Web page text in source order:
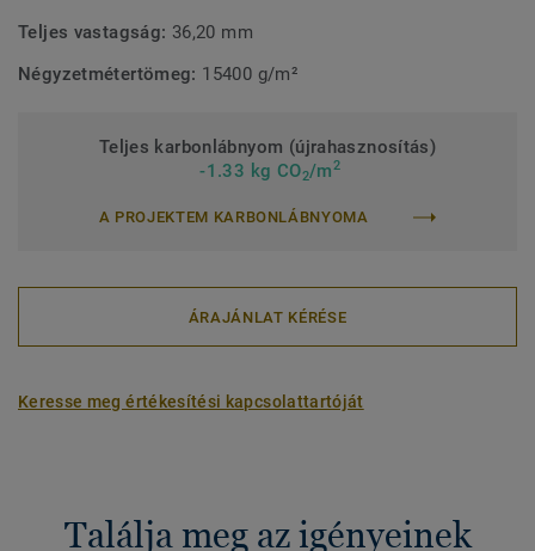
Teljes vastagság: 36,20 mm
Négyzetmétertömeg: 15400 g/m²
Teljes karbonlábnyom (újrahasznosítás)
-1.33 kg CO2/m2
A PROJEKTEM KARBONLÁBNYOMA
ÁRAJÁNLAT KÉRÉSE
Keresse meg értékesítési kapcsolattartóját
Találja meg az igényeinek